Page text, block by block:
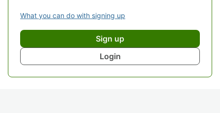
What you can do with signing up
Sign up
Login